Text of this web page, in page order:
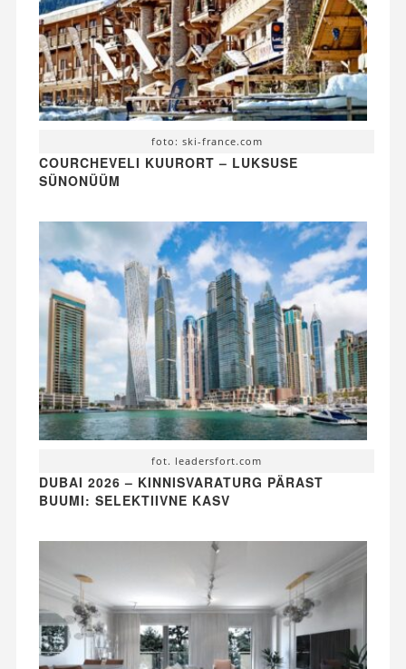
foto: ski-france.com
COURCHEVELI KUURORT – LUKSUSE
SÜNONÜÜM
fot. leadersfort.com
DUBAI 2026 – KINNISVARATURG PÄRAST
BUUMI: SELEKTIIVNE KASV